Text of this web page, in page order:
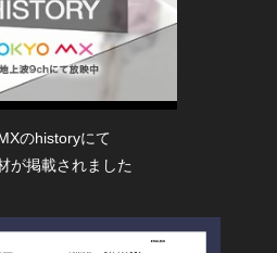
のhistoryにて
が掲載されました